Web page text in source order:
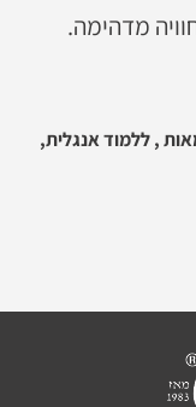
מדהימה.
, ללמוד אנגלית,